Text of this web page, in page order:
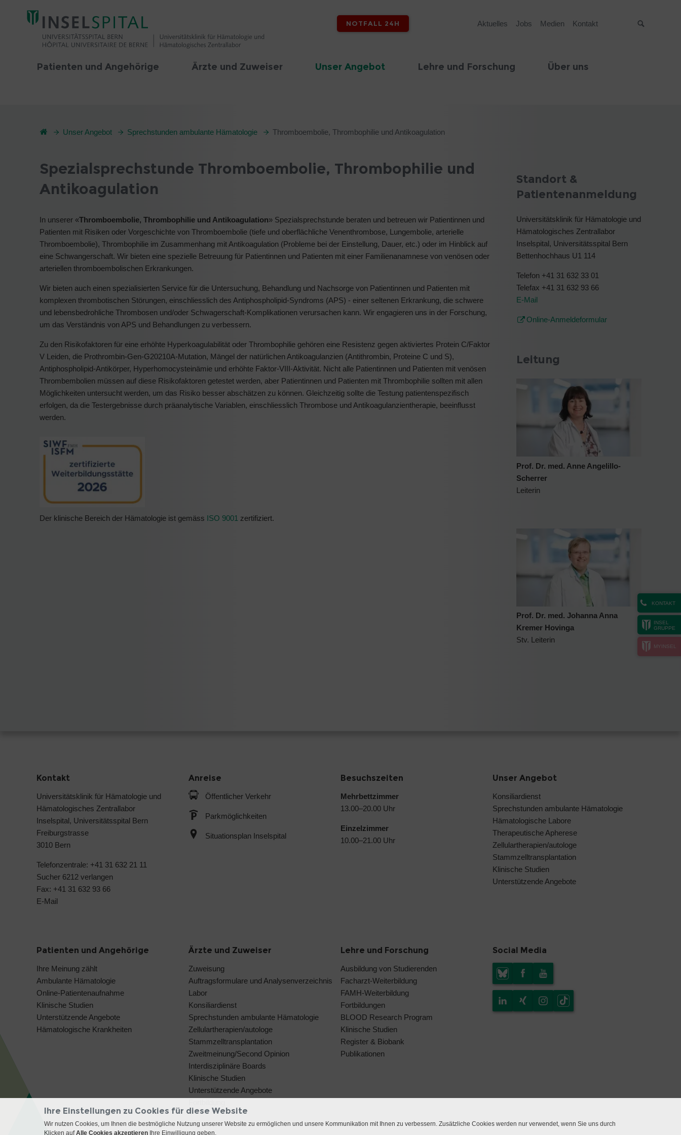
NOTFALL 24H Aktuelles Jobs Medien Kontakt
Patienten und Angehörige Ärzte und Zuweiser Unser Angebot Lehre und Forschung Über uns
KONTAKT
INSEL
GRUPPE
MYINSEL
Unser Angebot Sprechstunden ambulante Hämatologie Thromboembolie, Thrombophilie und Antikoagulation
Spezialsprechstunde Thromboembolie, Thrombophilie und
Antikoagulation
In unserer «Thromboembolie, Thrombophilie und Antikoagulation» Spezialsprechstunde beraten und betreuen wir Patientinnen und
Patienten mit Risiken oder Vorgeschichte von Thromboembolie (tiefe und oberflächliche Venenthrombose, Lungembolie, arterielle
Thromboembolie), Thrombophilie im Zusammenhang mit Antikoagulation (Probleme bei der Einstellung, Dauer, etc.) oder im Hinblick auf
eine Schwangerschaft. Wir bieten eine spezielle Betreuung für Patientinnen und Patienten mit einer Familienanamnese von venösen oder
arteriellen thromboembolischen Erkrankungen.
Wir bieten auch einen spezialisierten Service für die Untersuchung, Behandlung und Nachsorge von Patientinnen und Patienten mit
komplexen thrombotischen Störungen, einschliesslich des Antiphospholipid-Syndroms (APS) - einer seltenen Erkrankung, die schwere
und lebensbedrohliche Thrombosen und/oder Schwagerschaft-Komplikationen verursachen kann. Wir engagieren uns in der Forschung,
um das Verständnis von APS und Behandlungen zu verbessern.
Zu den Risikofaktoren für eine erhöhte Hyperkoagulabilität oder Thrombophilie gehören eine Resistenz gegen aktiviertes Protein C/Faktor
V Leiden, die Prothrombin-Gen-G20210A-Mutation, Mängel der natürlichen Antikoagulanzien (Antithrombin, Proteine C und S),
Antiphospholipid-Antikörper, Hyperhomocysteinämie und erhöhte Faktor-VIII-Aktivität. Nicht alle Patientinnen und Patienten mit venösen
Thrombembolien müssen auf diese Risikofaktoren getestet werden, aber Patientinnen und Patienten mit Thrombophilie sollten mit allen
Möglichkeiten untersucht werden, um das Risiko besser abschätzen zu können. Gleichzeitig sollte die Testung patientenspezifisch
erfolgen, da die Testergebnisse durch präanalytische Variablen, einschliesslich Thrombose und Antikoagulanzientherapie, beeinflusst
werden.
Der klinische Bereich der Hämatologie ist gemäss ISO 9001 zertifiziert.
Standort &
Patientenanmeldung
Universitätsklinik für Hämatologie und
Hämatologisches Zentrallabor
Inselspital, Universitätsspital Bern
Bettenhochhaus U1 114
Telefon +41 31 632 33 01
Telefax +41 31 632 93 66
E-Mail
Online-Anmeldeformular
Leitung
Prof. Dr. med. Anne Angelillo-
Scherrer
Leiterin
Prof. Dr. med. Johanna Anna
Kremer Hovinga
Stv. Leiterin
Kontakt
Universitätsklinik für Hämatologie und
Hämatologisches Zentrallabor
Inselspital, Universitätsspital Bern
Freiburgstrasse
3010 Bern
Telefonzentrale: +41 31 632 21 11
Sucher 6212 verlangen
Fax: +41 31 632 93 66
E-Mail
Anreise
Öffentlicher Verkehr
Parkmöglichkeiten
Situationsplan Inselspital
Besuchszeiten
Mehrbettzimmer
13.00–20.00 Uhr
Einzelzimmer
10.00–21.00 Uhr
Unser Angebot
Konsiliardienst
Sprechstunden ambulante Hämatologie
Hämatologische Labore
Therapeutische Apherese
Zellulartherapien/autologe
Stammzelltransplantation
Klinische Studien
Unterstützende Angebote
Patienten und Angehörige
Ihre Meinung zählt
Ambulante Hämatologie
Online-Patientenaufnahme
Klinische Studien
Unterstützende Angebote
Hämatologische Krankheiten
Ärzte und Zuweiser
Zuweisung
Auftragsformulare und Analysenverzeichnis
Labor
Konsiliardienst
Sprechstunden ambulante Hämatologie
Zellulartherapien/autologe
Stammzelltransplantation
Zweitmeinung/Second Opinion
Interdisziplinäre Boards
Klinische Studien
Unterstützende Angebote
Lehre und Forschung
Ausbildung von Studierenden
Facharzt-Weiterbildung
FAMH-Weiterbildung
Fortbildungen
BLOOD Research Program
Klinische Studien
Register & Biobank
Publikationen
Social Media
Ihre Einstellungen zu Cookies für diese Website
Wir nutzen Cookies, um Ihnen die bestmögliche Nutzung unserer Website zu ermöglichen und unsere Kommunikation mit Ihnen zu verbessern. Zusätzliche Cookies werden nur verwendet, wenn Sie uns durch
Klicken aufAlle Cookies akzeptieren Ihre Einwilligung geben.